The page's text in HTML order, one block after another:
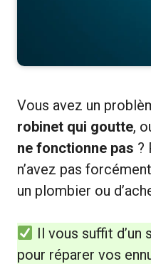
Vous avez un
robinet qui goutte,
ne fonctionne pas ?
n’avez pas
un plombier ou
Il vous suffit d’un
pour réparer vos